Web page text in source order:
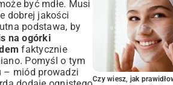
Z czym podawać
miodowe?
się
rok
ogórki
być mdłe. Musi
dobrej jakości
podstawa, by
na ogórki
faktycznie
Pomyśl o tym
– miód prowadzi
Czy wiesz, jak